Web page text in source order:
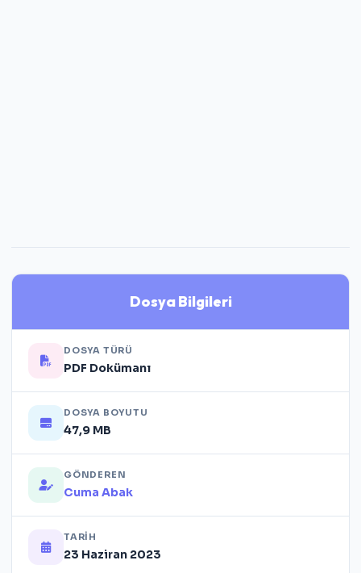
Dosya Bilgileri
DOSYA TÜRÜ
PDF Dokümanı
DOSYA BOYUTU
47,9 MB
GÖNDEREN
Cuma Abak
TARIH
23 Haziran 2023